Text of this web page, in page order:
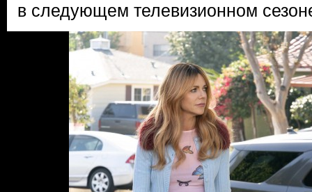
в следующем телевизионном